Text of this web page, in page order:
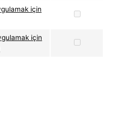
için
için